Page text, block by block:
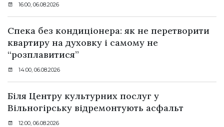
16:00, 06.08.2026
Спека без кондиціонера: як не перетворити
квартиру на духовку і самому не
“розплавитися”
14:00, 06.08.2026
Біля Центру культурних послуг у
Вільногірську відремонтують асфальт
12:00, 06.08.2026